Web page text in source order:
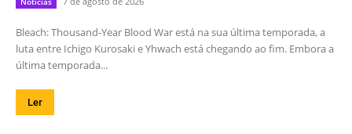
Bleach: Thousand-Year Blood War está na sua última temporada, a
luta entre Ichigo Kurosaki e Yhwach está chegando ao fim. Embora a
última temporada...
Ler